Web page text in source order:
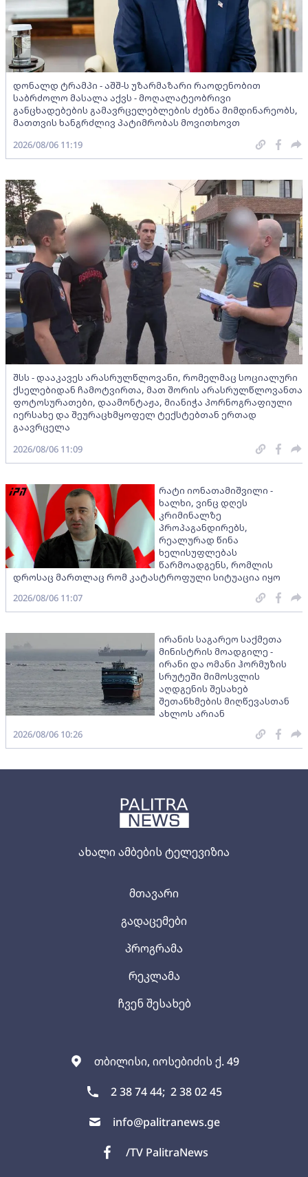
ახალი ამბების ტელევიზია
თბილისი, იოსებიძის ქ. 49
2 38 74 44; 2 38 02 45
info@palitranews.ge
/TV PalitraNews
მთავარი
გადაცემები
პროგრამა
რეკლამა
ჩვენ შესახებ
დონალდ ტრამპი - აშშ-ს უზარმაზარი რაოდენობით
საბრძოლო მასალა აქვს - მოღალატეობრივი
განცხადებების გამავრცელებლების ძებნა მიმდინარეობს,
მათთვის ხანგრძლივ პატიმრობას მოვითხოვთ
2026/08/06 11:19
შსს - დააკავეს არასრულწლოვანი, რომელმაც სოციალური
ქსელებიდან ჩამოტვირთა, მათ შორის არასრულწლოვანთა
ფოტოსურათები, დაამონტაჟა, მიანიჭა პორნოგრაფიული
იერსახე და შეურაცხმყოფელ ტექსტებთან ერთად
გაავრცელა
2026/08/06 11:09
რატი იონათამიშვილი -
ხალხი, ვინც დღეს
კრიმინალზე
პროპაგანდირებს,
რეალურად წინა
ხელისუფლებას
წარმოადგენს, რომლის
დროსაც მართლაც რომ კატასტროფული სიტუაცია იყო
2026/08/06 11:07
ირანის საგარეო საქმეთა
მინისტრის მოადგილე -
ირანი და ომანი ჰორმუზის
სრუტეში მიმოსვლის
აღდგენის შესახებ
შეთანხმების მიღწევასთან
ახლოს არიან
2026/08/06 10:26